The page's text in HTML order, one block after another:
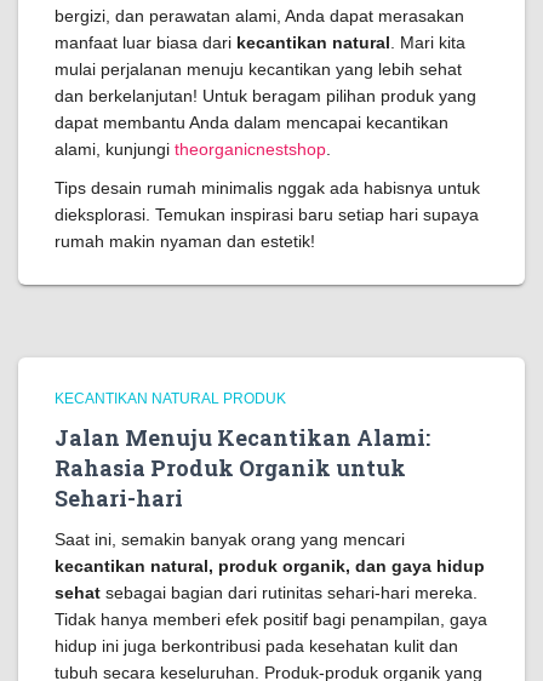
bergizi, dan perawatan alami, Anda dapat merasakan
manfaat luar biasa dari kecantikan natural . Mari kita
mulai perjalanan menuju kecantikan yang lebih sehat
dan berkelanjutan! Untuk beragam pilihan produk yang
dapat membantu Anda dalam mencapai kecantikan
alami, kunjungi theorganicnestshop
Tips desain rumah minimalis nggak ada habisnya untuk
dieksplorasi. Temukan inspirasi baru setiap hari supaya
rumah makin nyaman dan estetik!
KECANTIKAN NATURAL PRODUK
Jalan Menuju Kecantikan Alami:
Rahasia Produk Organik untuk
Sehari-hari
Saat ini, semakin banyak orang yang mencari
kecantikan natural, produk organik, dan gaya hidup
sehat sebagai bagian dari rutinitas sehari-hari mereka.
Tidak hanya memberi efek positif bagi penampilan, gaya
hidup ini juga berkontribusi pada kesehatan kulit dan
tubuh secara keseluruhan. Produk-produk organik yang